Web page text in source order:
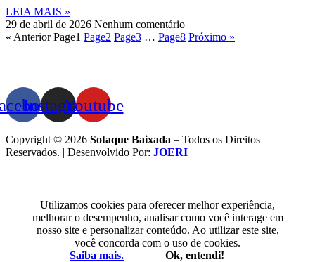
LEIA MAIS »
29 de abril de 2026 Nenhum comentário
« Anterior Page1 Page2 Page3 … Page8 Próximo »
InstagramYoutube
Copyright © 2026 Sotaque Baixada – Todos os Direitos
Reservados. | Desenvolvido Por: JOERI
Utilizamos cookies para oferecer melhor experiência,
melhorar o desempenho, analisar como você interage em
nosso site e personalizar conteúdo. Ao utilizar este site,
você concorda com o uso de cookies.
Saiba mais.
Ok, entendi!